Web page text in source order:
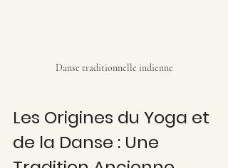
Danse traditionnelle indienne
Les Origines du Yoga et
de la Danse : Une